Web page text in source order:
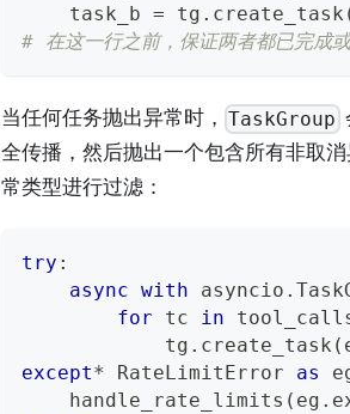
    task_b
= tg . create_task
# 在这一行之前，保证两者都已完成
当任何任务抛出异常时， TaskGroup
全传播，然后抛出一个包含所有非取
常类型进行过滤：
try :
async with asyncio .
for tc in
            tg
. create_task (
except* RateLimitError as
    handle_rate_limits
( eg .